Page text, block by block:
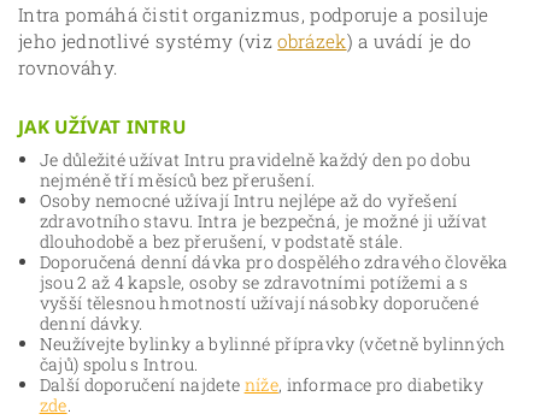
Intra pomáhá čistit organizmus, podporuje a posiluje
jeho jednotlivé systémy (vizobrázek) a uvádí je do
rovnováhy.
JAK UŽÍVAT INTRU
Je důležité užívat Intru pravidelně každý den po dobu
nejméně tří měsíců bez přerušení.
Osoby nemocné užívají Intru nejlépe až do vyřešení
zdravotního stavu. Intra je bezpečná, je možné ji užívat
dlouhodobě a bez přerušení, v podstatě stále.
Doporučená denní dávka pro dospělého zdravého člověka
jsou 2 až 4 kapsle, osoby se zdravotními potížemi a s
vyšší tělesnou hmotností užívají násobky doporučené
denní dávky.
Neužívejte bylinky a bylinné přípravky (včetně bylinných
čajů) spolu s Introu.
Další doporučení najdete níže, informace pro diabetiky
zde